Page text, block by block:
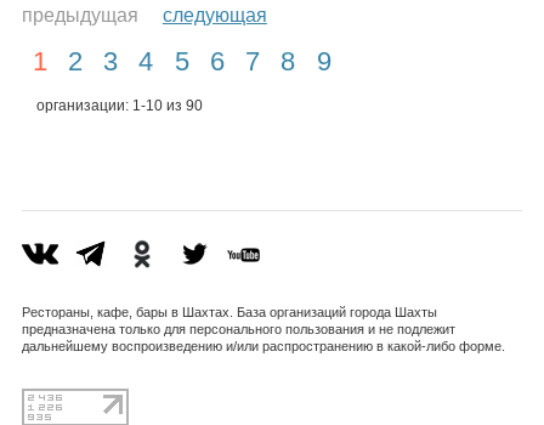
предыдущая следующая
1 2 3 4 5 6 7 8 9
организации: 1-10 из 90
Рестораны, кафе, бары в Шахтах. База организаций города Шахты
предназначена только для персонального пользования и не подлежит
дальнейшему воспроизведению и/или распространению в какой-либо форме.